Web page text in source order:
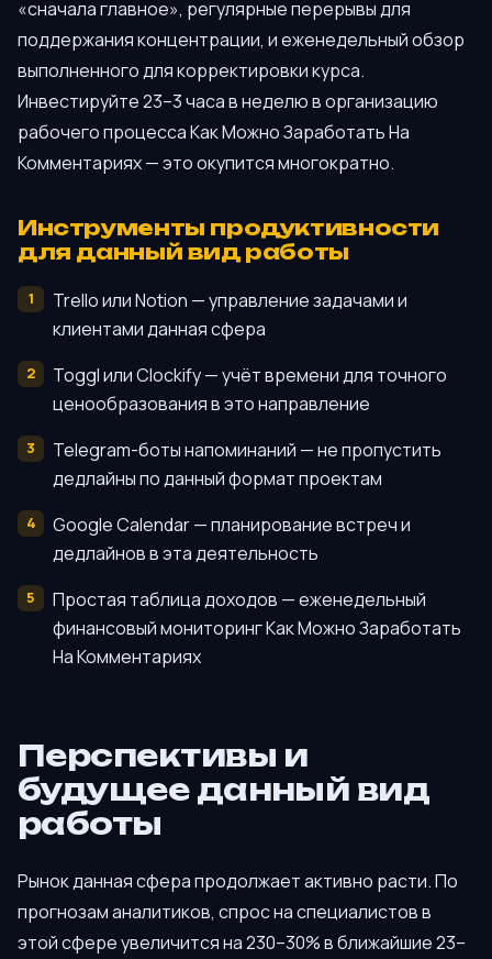
«сначала главное», регулярные перерывы для
поддержания концентрации, и еженедельный обзор
выполненного для корректировки курса.
Инвестируйте 23–3 часа в неделю в организацию
рабочего процесса Как Можно Заработать На
Комментариях — это окупится многократно.
Инструменты продуктивности
для данный вид работы
Trello или Notion — управление задачами и
клиентами данная сфера
Toggl или Clockify — учёт времени для точного
ценообразования в это направление
Telegram-боты напоминаний — не пропустить
дедлайны по данный формат проектам
Google Calendar — планирование встреч и
дедлайнов в эта деятельность
Простая таблица доходов — еженедельный
финансовый мониторинг Как Можно Заработать
На Комментариях
Перспективы и
будущее данный вид
работы
Рынок данная сфера продолжает активно расти. По
прогнозам аналитиков, спрос на специалистов в
этой сфере увеличится на 230–30% в ближайшие 23–